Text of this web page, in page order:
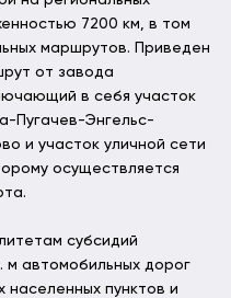
7200 км, в том
маршрутов. Приведен
от завода
в себя участок
Пугачев-Энгельс-
и участок уличной сети
осуществляется
субсидий
м автомобильных дорог
населенных пунктов и